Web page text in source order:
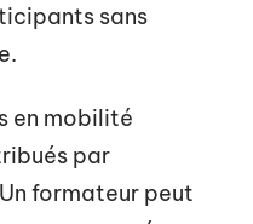
sans
en mobilité
par
formateur peut